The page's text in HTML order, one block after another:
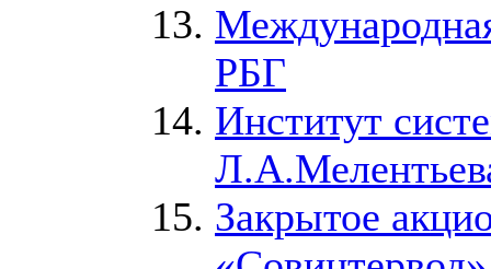
РБГ
Институт
Закрытое